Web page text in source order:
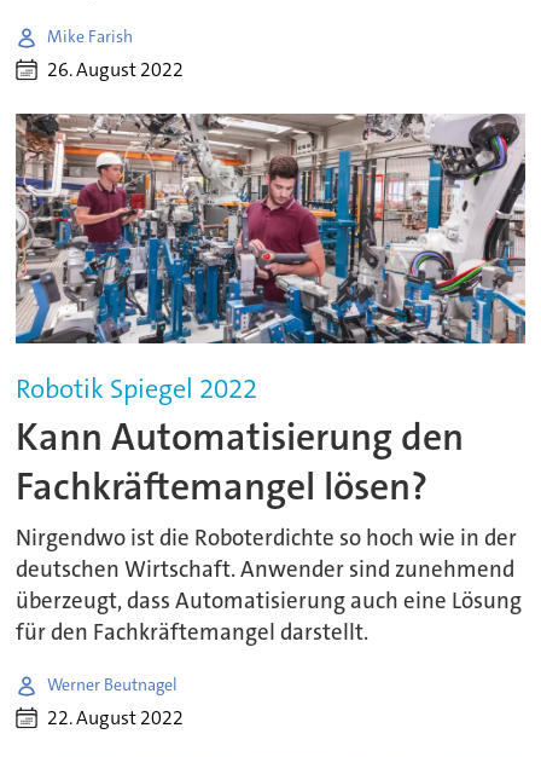
Mike Farish
26. August 2022
Robotik Spiegel 2022
Kann Automatisierung den
Fachkräftemangel lösen?
Nirgendwo ist die Roboterdichte so hoch wie in der
deutschen Wirtschaft. Anwender sind zunehmend
überzeugt, dass Automatisierung auch eine Lösung
für den Fachkräftemangel darstellt.
Werner Beutnagel
22. August 2022